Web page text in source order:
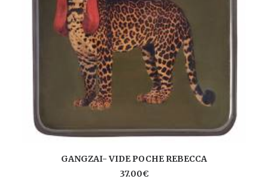
AJOUTER AU PANIER
GANGZAI- VIDE POCHE REBECCA
37.00€